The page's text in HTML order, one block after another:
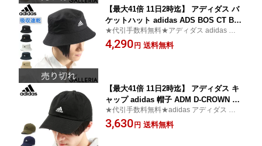
【最大41倍 11日2時迄】 アディダス バ
ケットハット adidas ADS BOS CT BU
CKET HAT 帽子 バケハ バケット ハット
ブランド ロゴ 刺繍 綿 コットン メンズ
★代引手数料無料★アディダス adidas バケ
ットハット シンプル
4,290 円 送料無料
【最大41倍 11日2時迄】 アディダス キ
ャップ adidas 帽子 ADM D-CROWN T
WILL CAP フリーサイズ 綿 深め スポー
ツ アウトドア カジュアル メンズ レデ
★代引手数料無料★adidas アディダス キャ
ップ コットン カジュアル
3,630 円 送料無料